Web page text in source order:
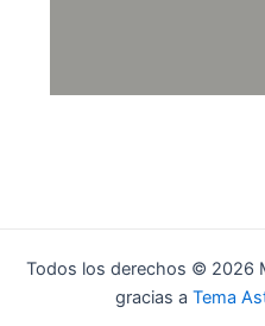
Todos los derechos © 2026
gracias a Tema